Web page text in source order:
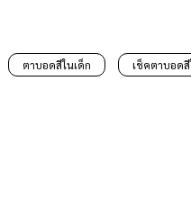
ตาบอดสีในเด็ก เช็คตาบอดสี